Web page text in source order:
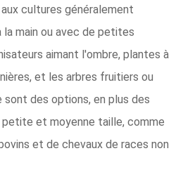
cultures généralement
main ou avec de petites
aimant l'ombre, plantes à
et les arbres fruitiers ou
des options, en plus des
et moyenne taille, comme
et de chevaux de races non